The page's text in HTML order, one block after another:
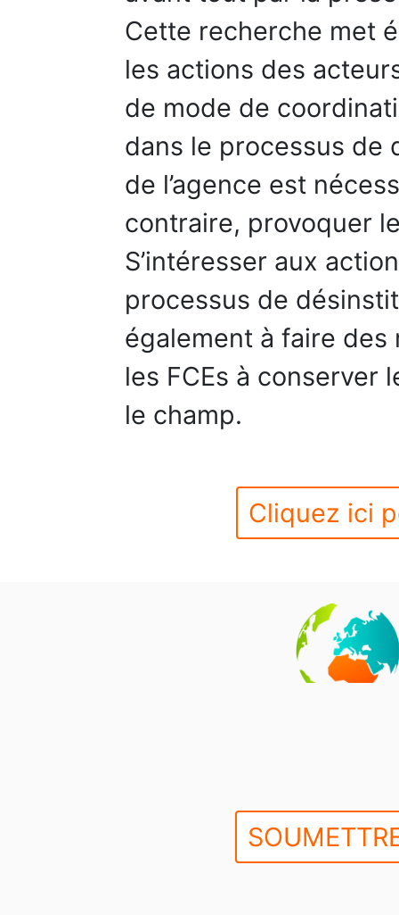
Cette recherche met
les actions des
de mode de
dans le processus de
de l’agence est
contraire, provoquer
S’intéresser aux
processus de
également à faire
les FCEs à conserver
le champ.
Cliquez ici